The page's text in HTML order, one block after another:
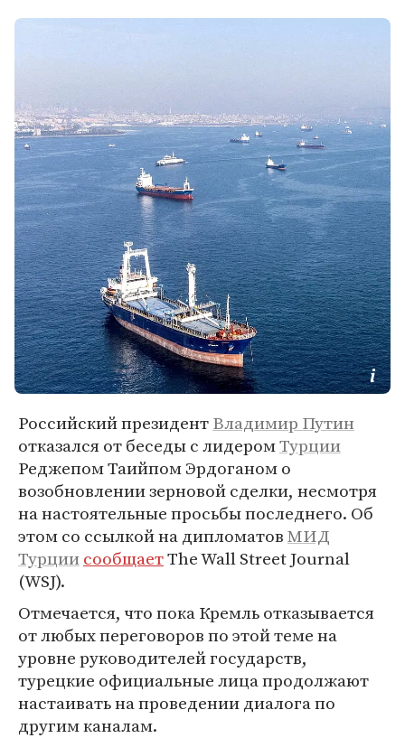
Российский президентВладимир Путин
отказался от беседы с лидеромТурции
Реджепом Таийпом Эрдоганом о
возобновлении зерновой сделки, несмотря
на настоятельные просьбы последнего. Об
этом со ссылкой на дипломатовМИД
ТурциисообщаетThe Wall Street Journal
(WSJ).
Отмечается, что пока Кремль отказывается
от любых переговоров по этой теме на
уровне руководителей государств,
турецкие официальные лица продолжают
настаивать на проведении диалога по
другим каналам.